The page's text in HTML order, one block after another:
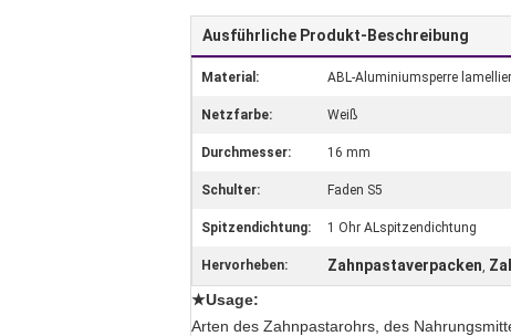
Ausführliche Produkt-Beschreibung
Material: ABL-Aluminiumsperre
Netzfarbe: Weiß
Durchmesser: 16 mm
Schulter: Faden S5
Spitzendichtung: 1 Ohr ALspitzendichtung
Hervorheben: Zahnpastaverpacken,
★Usage:
Arten des Zahnpastarohrs, des